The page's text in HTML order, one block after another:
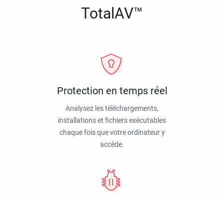
TotalAV™
Protection en temps réel
Analysez les téléchargements,
installations et fichiers exécutables
chaque fois que votre ordinateur y
accède.